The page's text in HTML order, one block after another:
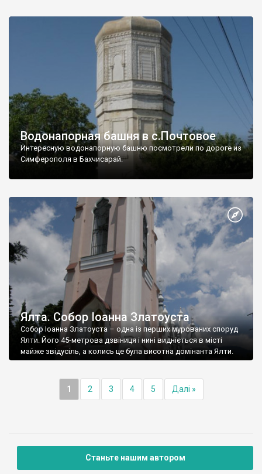
Водонапорная башня в с.Почтовое
Интересную водонапорную башню посмотрели по дороге из
Симферополя в Бахчисарай.
Ялта. Собор Іоанна Златоуста
Собор Іоанна Златоуста – одна із перших мурованих споруд
Ялти. Його 45-метрова дзвіниця і нині видніється в місті
майже звідусіль, а колись це була висотна домінанта Ялти.
1 2 3 4 5 Далі »
Станьте нашим автором